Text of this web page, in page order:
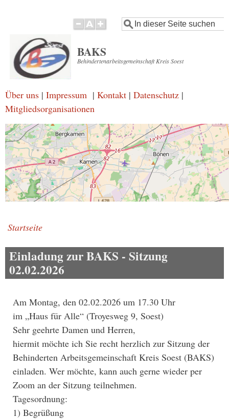
Suche
BAKS
Behindertenarbeitsgemeinschaft Kreis Soest
Über uns | Impressum | Kontakt | Datenschutz |
Mitgliedsorganisationen
Startseite
Einladung zur BAKS - Sitzung
02.02.2026
Am Montag, den 02.02.2026 um 17.30 Uhr
im „Haus für Alle“ (Troyesweg 9, Soest)
Sehr geehrte Damen und Herren,
hiermit möchte ich Sie recht herzlich zur Sitzung der
Behinderten Arbeitsgemeinschaft Kreis Soest (BAKS)
einladen. Wer möchte, kann auch gerne wieder per
Zoom an der Sitzung teilnehmen.
Tagesordnung:
1) Begrüßung